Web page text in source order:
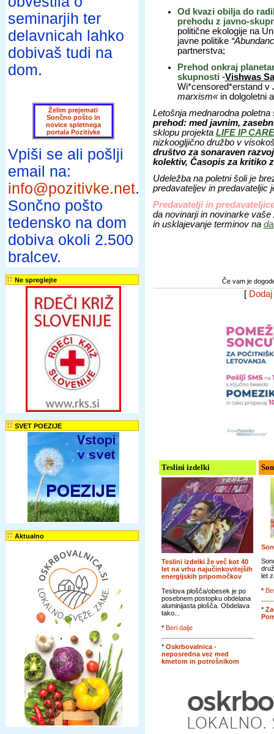
seminarjih ter
delavnicah lahko
dobivaš tudi na
dom.
Želim prejemati
Sončno pošto in
novice spletnega
portala Pozitivke
Vpiši se ali pošlji
email na:
info@pozitivke.net.
Sončno pošto
tedensko na dom
dobiva okoli 2.500
bralcev.
Ne spreglejte
SVET POEZIJE
Aktualno
Od kvazi obilja do
prehodu z javno-
politične ekologije na
javne politike
partnerstva;
Prehod onkraj
skupnosti -Vishwas
Wi*censored*erstand v
marxism«in dolgoletni
Letošnja mednarodna
prehod: med javnim,
sklopu projekta LIFE IP
nizkoogljično družbo v
društvo za sonaraven
kolektiv, Časopis za kritiko
Udeležba na poletni šoli je
predavateljev in predavateljic
Predavatelji in
da novinarji in novinarke
in usklajevanje terminov na
Če vam je
[
Teslini izdelki
Teslini izdelki že več kot 40
let na vrhu najučinkovitejših
energijskih pripomočkov
Teslova plošča/obesek je po
posebnem postopku obdelana
aluminijasta plošča. Obdelava
tako...
* Beri dalje
* Oskrbovalnica -
neposredna vez med
kmetom in potrošnikom
let
*
*